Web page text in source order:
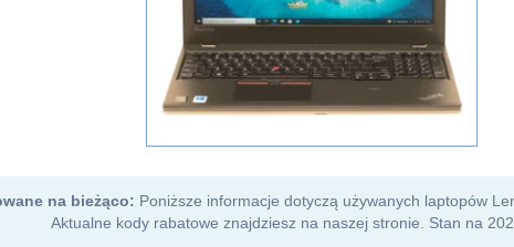
na bieżąco: Poniższe informacje dotyczą używanych laptopów
Aktualne kody rabatowe znajdziesz na naszej stronie. Stan na